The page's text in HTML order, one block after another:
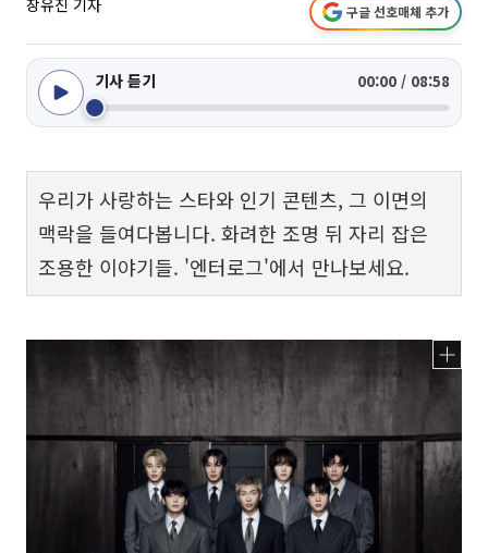
장유진 기자 구글 선호매체 추가
기사 듣기 00:00 / 08:58
우리가 사랑하는 스타와 인기 콘텐츠, 그 이면의
맥락을 들여다봅니다. 화려한 조명 뒤 자리 잡은
조용한 이야기들. '엔터로그'에서 만나보세요.